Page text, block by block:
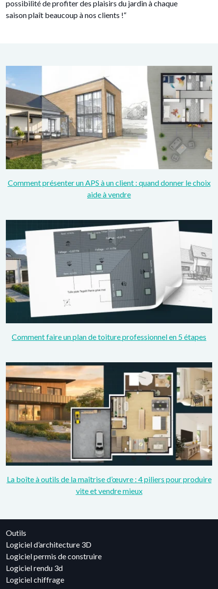
possibilité de profiter des plaisirs du jardin à chaque
saison plaît beaucoup à nos clients !“
Comment présenter un APS à un client : quand donner le choix
aide à vendre
Comment faire un plan de toiture professionnel en 5 étapes
La boîte à outils de la maîtrise d’œuvre : 4 piliers pour produire
vite et vendre mieux
Outils
Logiciel d’architecture 3D
Logiciel permis de construire
Logiciel rendu 3d
Logiciel chiffrage